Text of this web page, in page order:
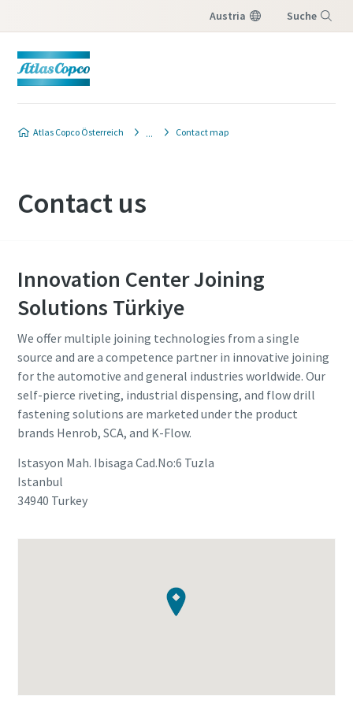
Austria Suche
Atlas Copco Österreich Contact map
Contact us
Innovation Center Joining
Solutions Türkiye
We offer multiple joining technologies from a single
source and are a competence partner in innovative joining
for the automotive and general industries worldwide. Our
self-pierce riveting, industrial dispensing, and flow drill
fastening solutions are marketed under the product
brands Henrob, SCA, and K-Flow.
Istasyon Mah. Ibisaga Cad.No:6 Tuzla
Istanbul
34940 Turkey